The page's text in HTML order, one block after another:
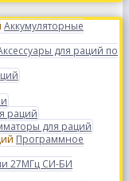
Аккумуляторные
для раций по
раций
для раций
Программное
27МГц СИ-БИ